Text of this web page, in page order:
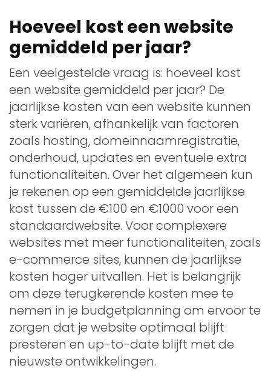
Hoeveel kost een website
gemiddeld per jaar?
Een veelgestelde vraag is: hoeveel kost
een website gemiddeld per jaar? De
jaarlijkse kosten van een website kunnen
sterk variëren, afhankelijk van factoren
zoals hosting, domeinnaamregistratie,
onderhoud, updates en eventuele extra
functionaliteiten. Over het algemeen kun
je rekenen op een gemiddelde jaarlijkse
kost tussen de €100 en €1000 voor een
standaardwebsite. Voor complexere
websites met meer functionaliteiten, zoals
e-commerce sites, kunnen de jaarlijkse
kosten hoger uitvallen. Het is belangrijk
om deze terugkerende kosten mee te
nemen in je budgetplanning om ervoor te
zorgen dat je website optimaal blijft
presteren en up-to-date blijft met de
nieuwste ontwikkelingen.